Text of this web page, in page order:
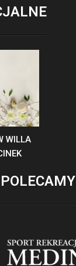
WILLA
POLECAMY